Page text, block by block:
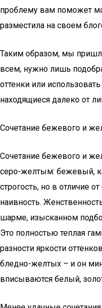
проблему вам поможет
разместила на своем
Таким образом, мы
всем, нужно лишь
оттенки или
находящиеся далеко от
Сочетание бежевого и
Сочетание бежевого и
серо-желтым: бежевый,
строгость, но в отличие
наивность.
шарме, изысканном
Это полностью теплая
разности яркости
бледно-желтых – и он
вписываются белый,